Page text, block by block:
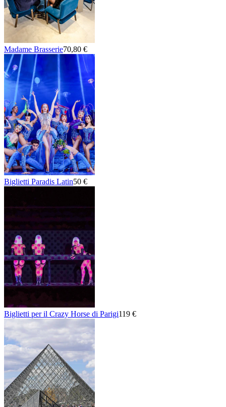
Madame Brasserie70,80 €
Biglietti Paradis Latin50 €
Biglietti per il Crazy Horse di Parigi119 €